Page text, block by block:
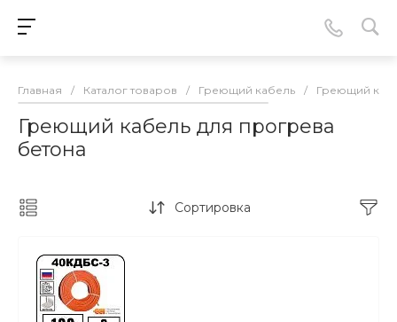
Главная / Каталог товаров / Греющий кабель / Греющий
Греющий кабель для прогрева
бетона
Сортировка